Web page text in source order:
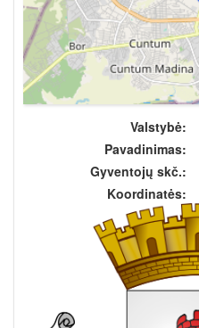
Valstybė:
Pavadinimas:
Gyventojų skč.:
Koordinatės: